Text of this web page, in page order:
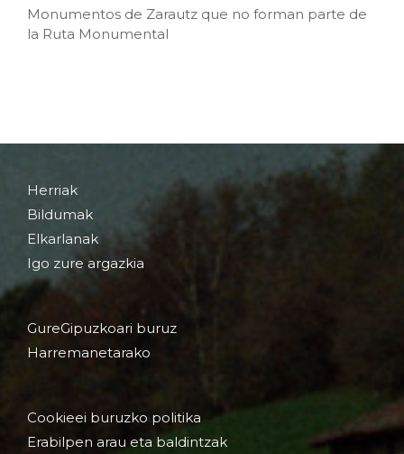
Monumentos de Zarautz que no forman parte de
la Ruta Monumental
Herriak
Bildumak
Elkarlanak
Igo zure argazkia
GureGipuzkoari buruz
Harremanetarako
Cookieei buruzko politika
Erabilpen arau eta baldintzak